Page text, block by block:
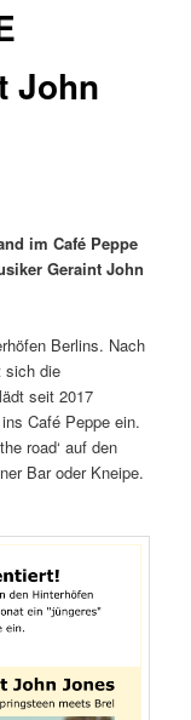
John
im Café Peppe
Geraint John
Berlins. Nach
sich die
seit 2017
Café Peppe ein.
road‘ auf den
Bar oder Kneipe.